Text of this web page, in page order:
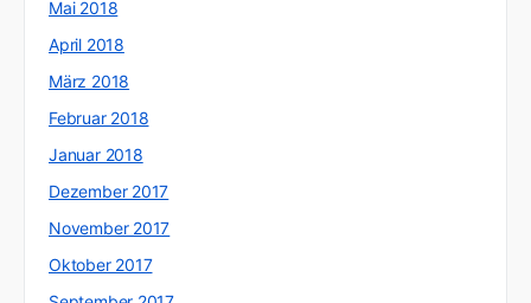
Mai 2018
April 2018
März 2018
Februar 2018
Januar 2018
Dezember 2017
November 2017
Oktober 2017